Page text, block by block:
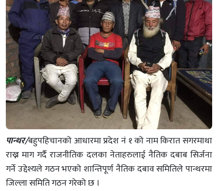
पान्थर/बहुपहिचानको आधारमा प्रदेश नं १ को नाम किरात सगरमाथा
राख्न माग गर्दै राजनीतिक दलका नेताहरुलाई नैतिक दबाब सिर्जना
गर्ने उद्देश्यले गठन भएको शान्तिपूर्ण नैतिक दबाव समितिले पान्थरमा
जिल्ला समिति गठन गरेको छ ।